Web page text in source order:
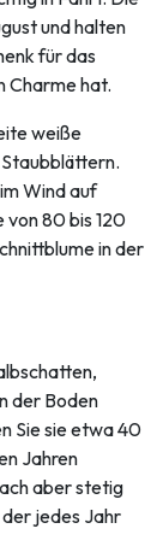
und halten
für das
Charme hat.
weiße
Wind auf
von 80 bis 120
in der
der Boden
Sie sie etwa 40
Jahren
aber stetig
der jedes Jahr